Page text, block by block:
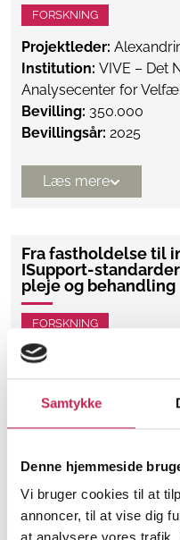
Samtykke
Denne hjemmeside
Vi bruger cookies til at
annoncer, til at vise dig
FORSKNING
Projektleder:
Institution: VIVE – Det
Analysecenter for
Bevilling: 350.000
Bevillingsår: 2025
Læs mere
Fra fastholdelse til
ISupport-
pleje og behandling
FORSKNING
Projektleder:
Institution:Børn &
Bevilling:387.000
Læs mere